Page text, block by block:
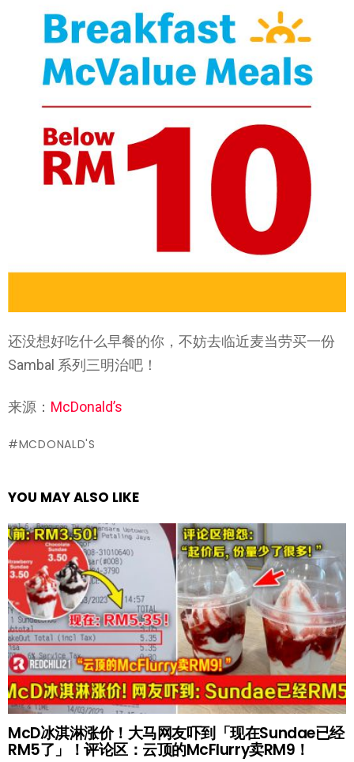
还没想好吃什么早餐的你，不妨去临近麦当劳买一份
Sambal 系列三明治吧！
来源： McDonald’s
MCDONALD'S
YOU MAY ALSO LIKE
McD冰淇淋涨价！大马网友吓到「现在Sundae已经
RM5了」！评论区：云顶的McFlurry卖RM9！